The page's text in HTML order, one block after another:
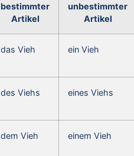
bestimmter
Artikel
unbestimmter
Artikel
das Vieh ein Vieh
des Viehs eines Viehs
dem Vieh einem Vieh